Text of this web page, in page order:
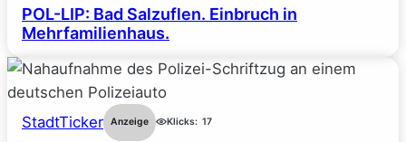
POL-LIP: Bad Salzuflen. Einbruch in
Mehrfamilienhaus.
StadtTicker Anzeige Klicks: 17